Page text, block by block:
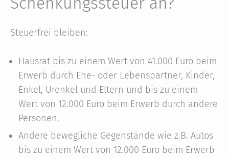
Steuerfrei bleiben:
Hausrat bis zu einem Wert von 41.000 Euro beim
Erwerb durch Ehe- oder Lebenspartner, Kinder,
Enkel, Urenkel und Eltern und bis zu einem
Wert von 12.000 Euro beim Erwerb durch andere
Personen.
Andere bewegliche Gegenstände wie z.B. Autos
bis zu einem Wert von 12.000 Euro beim Erwerb